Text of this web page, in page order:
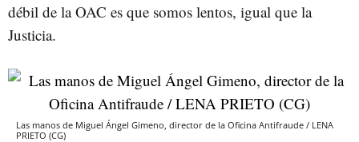
débil de la OAC es que somos lentos, igual que la
Justicia.
Las manos de Miguel Ángel Gimeno, director de la Oficina Antifraude / LENA
PRIETO (CG)